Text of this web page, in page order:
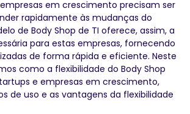
em crescimento precisam ser
rapidamente às mudanças do
de Body Shop de TI oferece, assim, a
para estas empresas, fornecendo
de forma rápida e eficiente. Neste
como a flexibilidade do Body Shop
e empresas em crescimento,
de uso e as vantagens da flexibilidade